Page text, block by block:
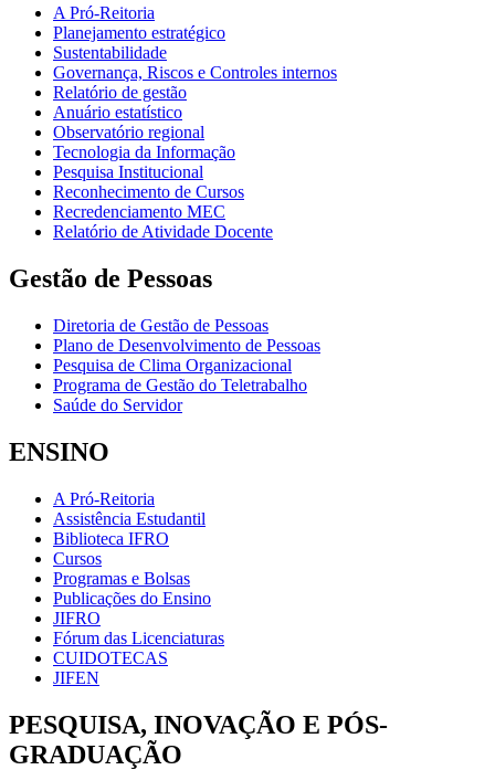
A Pró-Reitoria
Planejamento estratégico
Sustentabilidade
Governança, Riscos e Controles internos
Relatório de gestão
Anuário estatístico
Observatório regional
Tecnologia da Informação
Pesquisa Institucional
Reconhecimento de Cursos
Recredenciamento MEC
Relatório de Atividade Docente
Gestão de Pessoas
Diretoria de Gestão de Pessoas
Plano de Desenvolvimento de Pessoas
Pesquisa de Clima Organizacional
Programa de Gestão do Teletrabalho
Saúde do Servidor
ENSINO
A Pró-Reitoria
Assistência Estudantil
Biblioteca IFRO
Cursos
Programas e Bolsas
Publicações do Ensino
JIFRO
Fórum das Licenciaturas
CUIDOTECAS
JIFEN
PESQUISA, INOVAÇÃO E PÓS-
GRADUAÇÃO